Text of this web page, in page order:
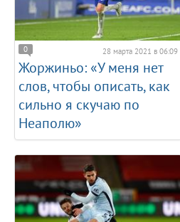
0 28 марта 2021 в 06:09
Жоржиньо: «У меня нет
слов, чтобы описать, как
сильно я скучаю по
Неаполю»